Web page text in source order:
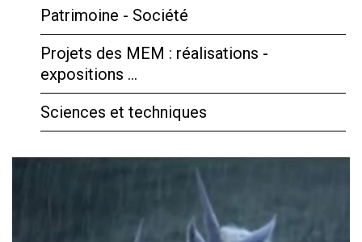
Patrimoine - Société
Projets des MEM : réalisations -
expositions …
Sciences et techniques